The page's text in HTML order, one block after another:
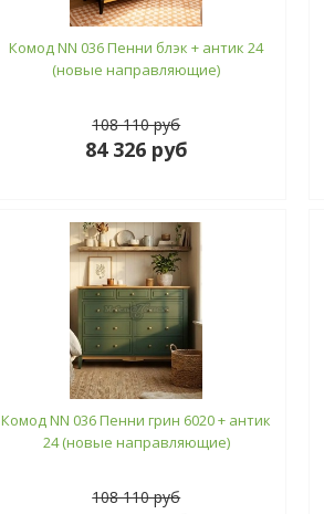
Комод NN 036 Пенни блэк + антик 24
(новые направляющие)
108 110 руб
84 326 руб
Комод NN 036 Пенни грин 6020 + антик
24 (новые направляющие)
108 110 руб